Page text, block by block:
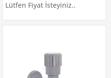
Lütfen Fiyat İsteyiniz..